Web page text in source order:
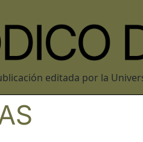
editada por la